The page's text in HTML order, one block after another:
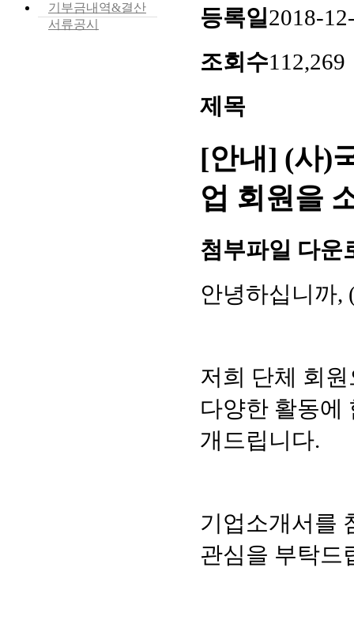
기부금내역&결산
서류공시
등록일2018-
조회수112,269
제목
[안내] (사)
업 회원을
첨부파일 다운
안녕하십니까,
저희 단체 회
다양한 활동에
개드립니다.
기업소개서를
관심을 부탁드